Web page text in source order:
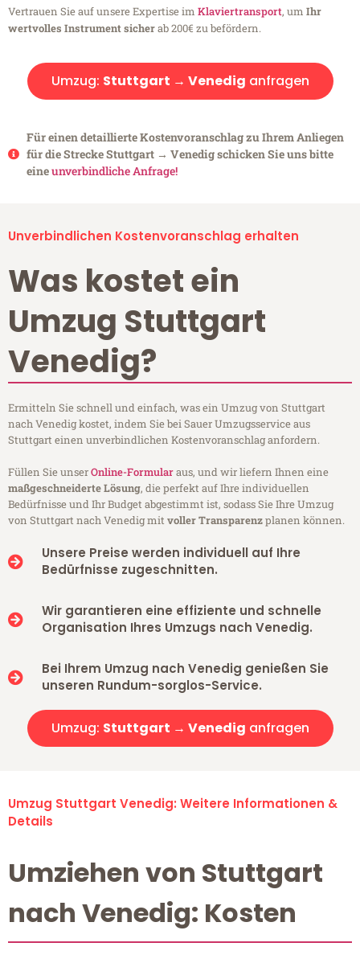
Vertrauen Sie auf unsere Expertise im Klaviertransport, um Ihr
wertvolles Instrument sicherab 200€ zu befördern.
Umzug: Stuttgart → Venedig anfragen
Für einen detaillierte Kostenvoranschlag zu Ihrem Anliegen
für die Strecke Stuttgart → Venedig schicken Sie uns bitte
eineunverbindliche Anfrage!
Unverbindlichen Kostenvoranschlag erhalten
Was kostet ein
Umzug Stuttgart
Venedig?
Ermitteln Sie schnell und einfach, was ein Umzug von Stuttgart
nach Venedig kostet, indem Sie bei Sauer Umzugsservice aus
Stuttgart einen unverbindlichen Kostenvoranschlag anfordern.
Füllen Sie unserOnline-Formularaus, und wir liefern Ihnen eine
maßgeschneiderte Lösung, die perfekt auf Ihre individuellen
Bedürfnisse und Ihr Budget abgestimmt ist, sodass Sie Ihre Umzug
von Stuttgart nach Venedig mitvoller Transparenzplanen können.
Unsere Preise werden individuell auf Ihre
Bedürfnisse zugeschnitten.
Wir garantieren eine effiziente und schnelle
Organisation Ihres Umzugs nach Venedig.
Bei Ihrem Umzug nach Venedig genießen Sie
unseren Rundum-sorglos-Service.
Umzug: Stuttgart → Venedig anfragen
Umzug Stuttgart Venedig: Weitere Informationen &
Details
Umziehen von Stuttgart
nach Venedig: Kosten